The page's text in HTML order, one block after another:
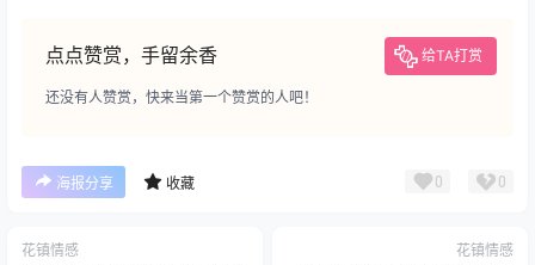
点点赞赏，手留余香 给TA打赏
还没有人赞赏，快来当第一个赞赏的人吧！
海报分享 收藏 0 0
花镇情感 花镇情感